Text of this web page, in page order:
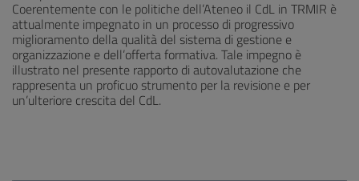
Coerentemente con le politiche dell’Ateneo il CdL in TRMIR è
attualmente impegnato in un processo di progressivo
miglioramento della qualità del sistema di gestione e
organizzazione e dell’offerta formativa. Tale impegno è
illustrato nel presente rapporto di autovalutazione che
rappresenta un proficuo strumento per la revisione e per
un’ulteriore crescita del CdL.